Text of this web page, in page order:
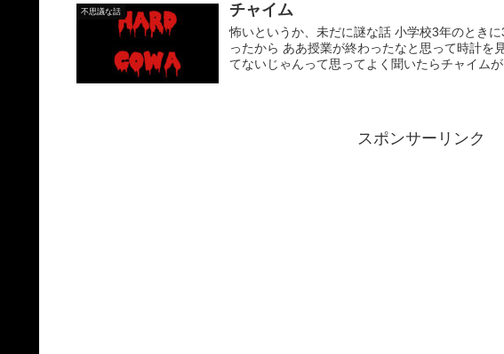
不思議な話 チャイム
怖いというか、未だに謎な話 小学校3年のとき
ったから ああ授業が終わったなと思って時計を
てないじゃんって思ってよく聞いたらチャイムが
スポンサーリンク